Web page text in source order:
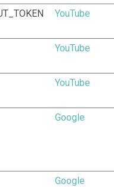
YouTube
YouTube
YouTube
Google
Google